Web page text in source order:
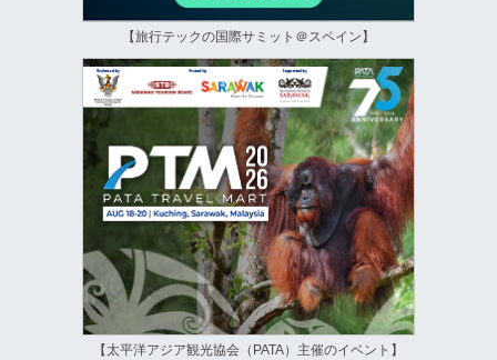
【旅行テックの国際サミット＠スペイン】
【太平洋アジア観光協会（PATA）主催のイベント】